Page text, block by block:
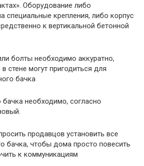
Оборудование либо
специальные крепления, либо корпус
к вертикальной бетонной
болты необходимо аккуратно,
стене могут пригодиться для
бачка
бачка необходимо, согласно
продавцов установить все
бачка, чтобы дома просто повесить
к коммуникациям